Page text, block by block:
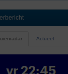
Actueel